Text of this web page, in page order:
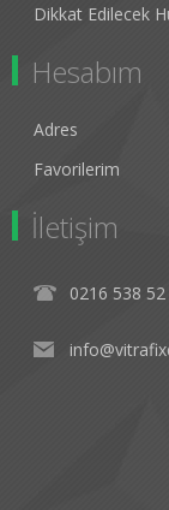
Dikkat Edilecek
Hesabım
Adres
Favorilerim
İletişim
0216 538